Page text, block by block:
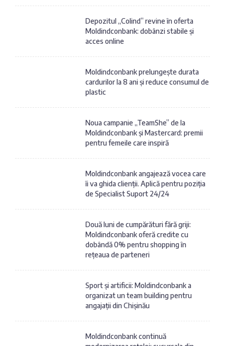
Depozitul „Colind” revine în oferta
Moldindconbank: dobânzi stabile și
acces online
Moldindconbank prelungește durata
cardurilor la 8 ani și reduce consumul de
plastic
Noua campanie „TeamShe” de la
Moldindconbank și Mastercard: premii
pentru femeile care inspiră
Moldindconbank angajează vocea care
îi va ghida clienții. Aplică pentru poziția
de Specialist Suport 24/24
Două luni de cumpărături fără griji:
Moldindconbank oferă credite cu
dobândă 0% pentru shopping în
rețeaua de parteneri
Sport și artificii: Moldindconbank a
organizat un team building pentru
angajații din Chișinău
Moldindconbank continuă